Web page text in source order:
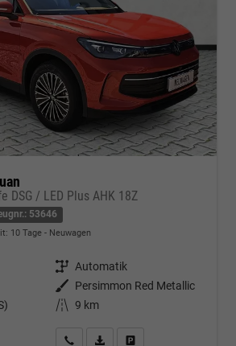
DSG / LED Plus AHK 18Z
53646
10 Tage Neuwagen
Getriebe Automatik
Außenfarbe
Persimmon Red Metallic
Kilometerstand 9 km
Kontakt & Angebot anfordern
PDF-Datei, Fahrzeugexposé